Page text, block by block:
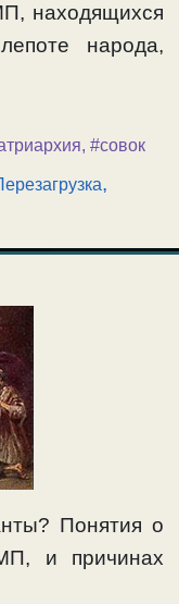
находящихся
народа,
, #совок
,
Понятия о
и причинах